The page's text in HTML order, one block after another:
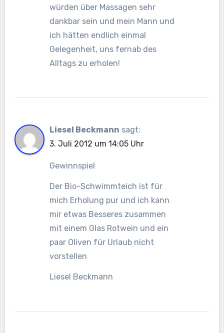
würden über Massagen sehr
dankbar sein und mein Mann und
ich hätten endlich einmal
Gelegenheit, uns fernab des
Alltags zu erholen!
Liesel Beckmann sagt:
3. Juli 2012 um 14:05 Uhr
Gewinnspiel
Der Bio-Schwimmteich ist für
mich Erholung pur und ich kann
mir etwas Besseres zusammen
mit einem Glas Rotwein und ein
paar Oliven für Urlaub nicht
vorstellen
Liesel Beckmann